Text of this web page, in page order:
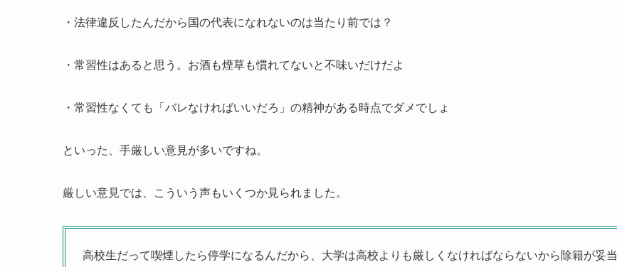
・法律違反したんだから国の代表になれないのは当たり前では？
・常習性はあると思う。お酒も煙草も慣れてないと不味いだけだよ
・常習性なくても「バレなければいいだろ」の精神がある時点でダメでしょ
といった、手厳しい意見が多いですね。
厳しい意見では、こういう声もいくつか見られました。
高校生だって喫煙したら停学になるんだから、大学は高校よりも厳しくなければならないから除籍が妥当